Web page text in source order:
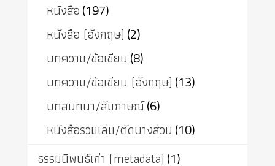
หนังสือ(197)
หนังสือ (อังกฤษ) (2)
บทความ/ข้อเขียน (8)
บทความ/ข้อเขียน (อังกฤษ) (13)
บทสนทนา/สัมภาษณ์(6)
หนังสือรวมเล่ม/ตัดบางส่วน (10)
ธรรมนิพนธ์เก่า (metadata) (1)